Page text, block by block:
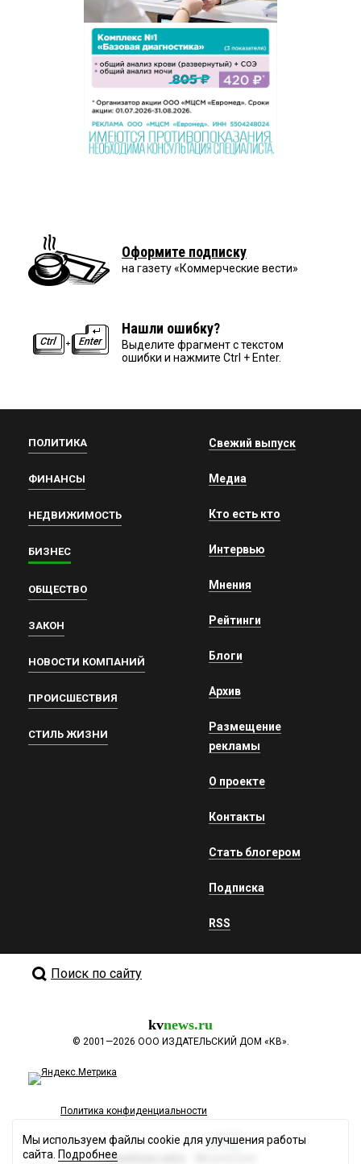
Оформите подписку
на газету «Коммерческие вести»
Нашли ошибку?
Выделите фрагмент с текстом
ошибки и нажмите Ctrl + Enter.
ПОЛИТИКА
ФИНАНСЫ
НЕДВИЖИМОСТЬ
БИЗНЕС
ОБЩЕСТВО
ЗАКОН
НОВОСТИ КОМПАНИЙ
ПРОИСШЕСТВИЯ
СТИЛЬ ЖИЗНИ
Свежий выпуск
Медиа
Кто есть кто
Интервью
Мнения
Рейтинги
Блоги
Архив
Размещение
рекламы
О проекте
Контакты
Стать блогером
Подписка
RSS
Поиск по сайту
kvnews.ru
© 2001—2026 ООО ИЗДАТЕЛЬСКИЙ ДОМ «КВ».
Политика конфиденциальности
Разработка сайта
Мы используем файлы cookie для улучшения работы
сайта. Подробнее